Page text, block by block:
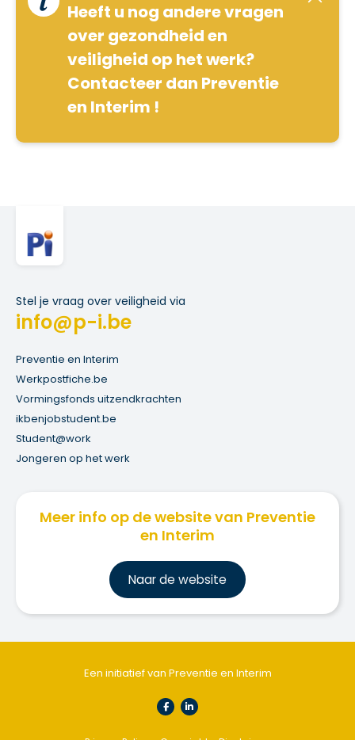
Heeft u nog andere vragen
over gezondheid en
veiligheid op het werk?
Contacteer dan Preventie
en Interim !
Stel je vraag over veiligheid via
info@p-i.be
Preventie en Interim
Werkpostfiche.be
Vormingsfonds uitzendkrachten
ikbenjobstudent.be
Student@work
Jongeren op het werk
Meer info op de website van Preventie
en Interim
Naar de website
Een initiatief van Preventie en Interim